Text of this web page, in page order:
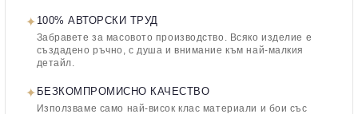
✦ 100% АВТОРСКИ ТРУД
Забравете за масовото производство. Всяко изделие е
създадено ръчно, с душа и внимание към най-малкия
детайл.
✦ БЕЗКОМПРОМИСНО КАЧЕСТВО
Използваме само най-висок клас материали и бои със